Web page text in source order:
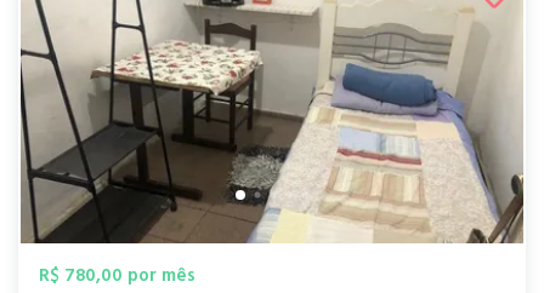
R$ 780,00 por mês